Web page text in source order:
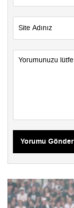
Yorumu Gönder